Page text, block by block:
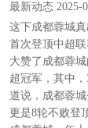
最新动态 2025-
这下成都蓉城
首次登顶中超
大赞了成都蓉
超冠军，其中
道说，成都蓉
更是8轮不败登